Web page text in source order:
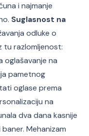
i najmanje
Suglasnost na
odluke o
tu razlomljenost:
oglašavanje na
pametnog
oglase prema
na
dva dana kasnije
Mehanizam